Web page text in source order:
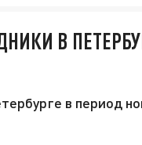
В
в период